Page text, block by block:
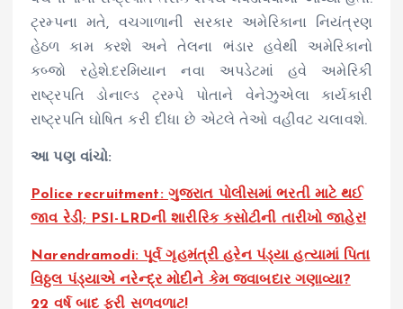
ટ્રમ્પના મતે, વચગાળાની સરકાર અમેરિકાના નિયંત્રણ
હેઠળ કામ કરશે અને તેલના ભંડાર હવેથી અમેરિકાનો
કબ્જો રહેશે.દરમિયાન નવા અપડેટમાં હવે અમેરિકી
રાષ્ટ્રપતિ ડોનાલ્ડ ટ્રમ્પે પોતાને વેનેઝુએલા કાર્યકારી
રાષ્ટ્રપતિ ઘોષિત કરી દીધા છે એટલે તેઓ વહીવટ ચલાવશે.
આ પણ વાંચો:
Police recruitment: ગુજરાત પોલીસમાં ભરતી માટે થઈ
જાવ રેડી; PSI-LRDની શારીરિક કસોટીની તારીખો જાહેર!
Narendramodi: પૂર્વ ગૃહમંત્રી હરેન પંડ્યા હત્યામાં પિતા
વિઠ્ઠલ પંડ્યાએ નરેન્દ્ર મોદીને કેમ જવાબદાર ગણાવ્યા?
22 વર્ષ બાદ ફરી સળવળાટ!